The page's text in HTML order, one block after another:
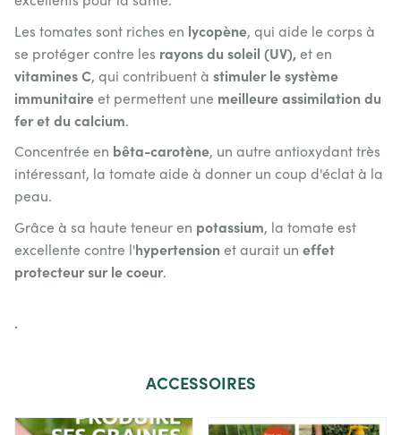
Les tomates sont riches en lycopène, qui aide le corps à
se protéger contre les rayons du soleil (UV), et en
vitamines C, qui contribuent à stimuler le système
immunitaireet permettent une meilleure assimilation du
fer et du calcium.
Concentrée en bêta-carotène, un autre antioxydant très
intéressant, la tomate aide à donner un coup d'éclat à la
peau.
Grâce à sa haute teneur en potassium, la tomate est
excellente contre l'hypertensionet aurait un effet
protecteur sur le coeur.
.
ACCESSOIRES